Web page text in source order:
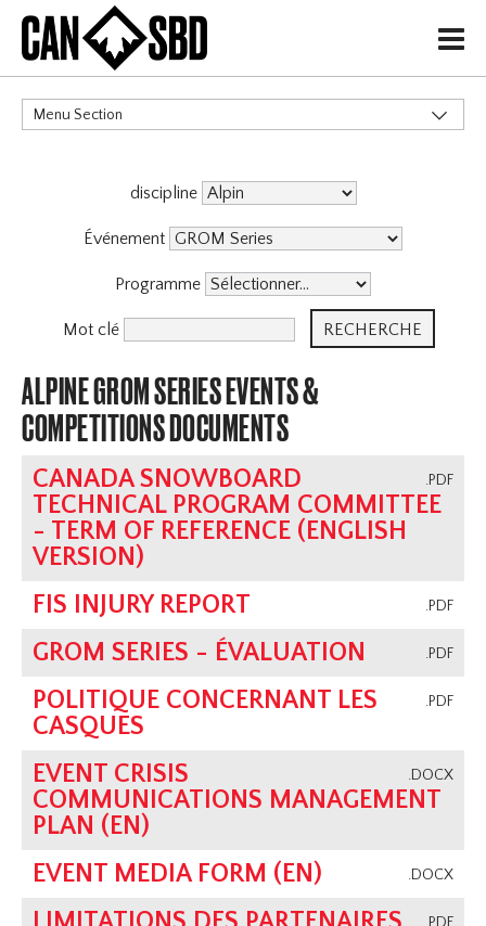
H
Menu Section
Événements & Compétitions X
discipline
Événement
Programme
Mot clé
ALPINE GROM SERIES EVENTS &
COMPETITIONS DOCUMENTS
.PDF
CANADA SNOWBOARD
TECHNICAL PROGRAM COMMITTEE
- TERM OF REFERENCE (ENGLISH
VERSION)
.PDF
FIS INJURY REPORT
.PDF
GROM SERIES - ÉVALUATION
.PDF
POLITIQUE CONCERNANT LES
CASQUES
.DOCX
EVENT CRISIS
COMMUNICATIONS MANAGEMENT
PLAN (EN)
.DOCX
EVENT MEDIA FORM (EN)